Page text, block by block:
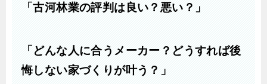
「古河林業の評判は良い？悪い？」
「どんな人に合うメーカー？どうすれば後
悔しない家づくりが叶う？」